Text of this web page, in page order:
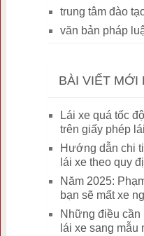
trung tâm đào
văn bản pháp
BÀI VIẾT MỚI
Lái xe quá tốc
trên giấy phép
Hướng dẫn chi
lái xe theo quy
Năm 2025:
bạn sẽ mất xe
Những điều cần
lái xe sang